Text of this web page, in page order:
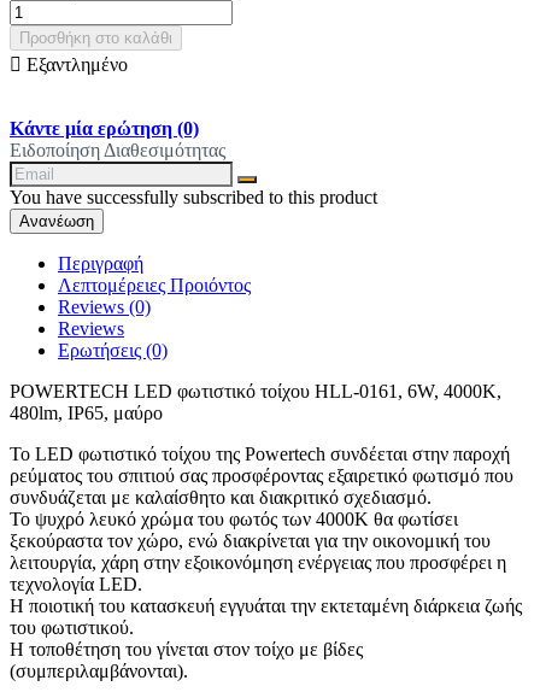
Προσθήκη στο καλάθι
 Εξαντλημένο
Κάντε μία ερώτηση (0)
Ειδοποίηση Διαθεσιμότητας
You have successfully subscribed to this product
Περιγραφή
Λεπτομέρειες Προιόντος
Reviews (0)
Reviews
Ερωτήσεις (0)
POWERTECH LED φωτιστικό τοίχου HLL-0161, 6W, 4000K,
480lm, IP65, μαύρο
Το LED φωτιστικό τοίχου της Powertech συνδέεται στην παροχή
ρεύματος του σπιτιού σας προσφέροντας εξαιρετικό φωτισμό που
συνδυάζεται με καλαίσθητο και διακριτικό σχεδιασμό.
Το ψυχρό λευκό χρώμα του φωτός των 4000K θα φωτίσει
ξεκούραστα τον χώρο, ενώ διακρίνεται για την οικονομική του
λειτουργία, χάρη στην εξοικονόμηση ενέργειας που προσφέρει η
τεχνολογία LED.
Η ποιοτική του κατασκευή εγγυάται την εκτεταμένη διάρκεια ζωής
του φωτιστικού.
Η τοποθέτηση του γίνεται στον τοίχο με βίδες
(συμπεριλαμβάνονται).